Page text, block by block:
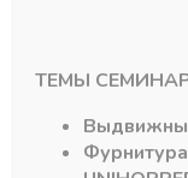
MF51, L-3 м,
4581,98₽
ТЕМЫ